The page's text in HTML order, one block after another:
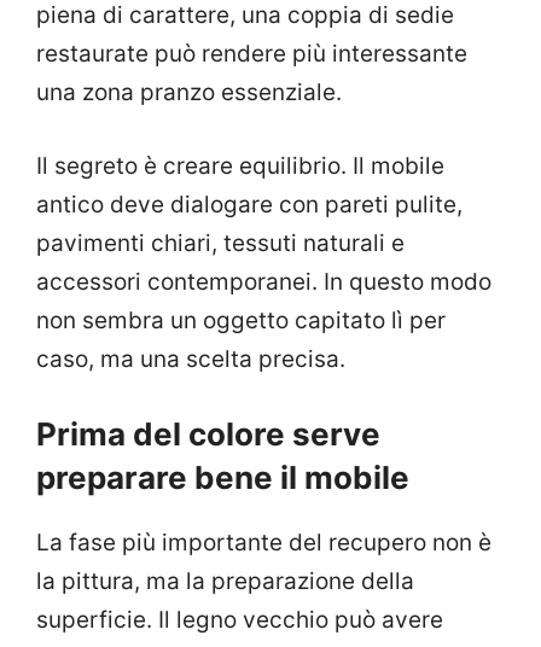
piena di carattere, una coppia di sedie
restaurate può rendere più interessante
una zona pranzo essenziale.
Il segreto è creare equilibrio. Il mobile
antico deve dialogare con pareti pulite,
pavimenti chiari, tessuti naturali e
accessori contemporanei. In questo modo
non sembra un oggetto capitato lì per
caso, ma una scelta precisa.
Prima del colore serve
preparare bene il mobile
La fase più importante del recupero non è
la pittura, ma la preparazione della
superficie. Il legno vecchio può avere